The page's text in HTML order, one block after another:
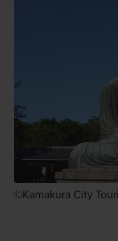
©Kamakura City